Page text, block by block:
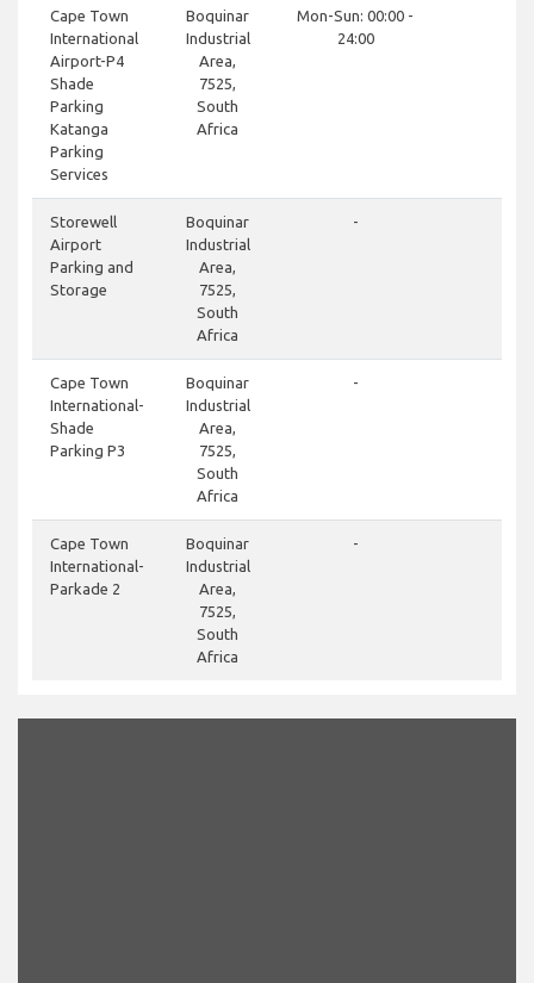
Cape Town
International
Airport-P4
Shade
Parking
Katanga
Parking
Services
Boquinar
Industrial
Area,
7525,
South
Africa
Mon-Sun: 00:00 -
24:00
Storewell
Airport
Parking and
Storage
Boquinar
Industrial
Area,
7525,
South
Africa
-
Cape Town
International-
Shade
Parking P3
Boquinar
Industrial
Area,
7525,
South
Africa
-
Cape Town
International-
Parkade 2
Boquinar
Industrial
Area,
7525,
South
Africa
-